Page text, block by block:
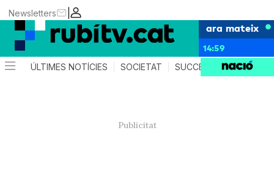
|
Newsletters
ara mateix
14:59
ÚLTIMES NOTÍCIES SOCIETAT SUCCESSOS